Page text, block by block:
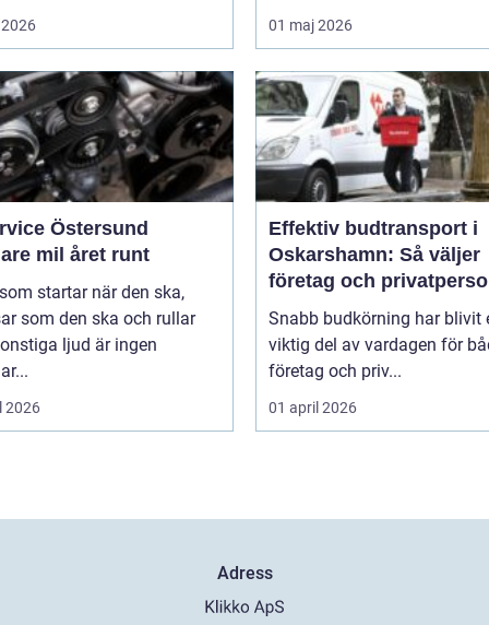
01 maj 2026
Östersund
mil året runt
startar när den ska,
som den ska och rullar
ljud är ingen
2026
Effektiv budtransport i
Oskarshamn: Så väljer
företag och
rätt lösning
Snabb budkörning har blivit
viktig del av vardagen för
företag och priv...
01 april 2026
Adress